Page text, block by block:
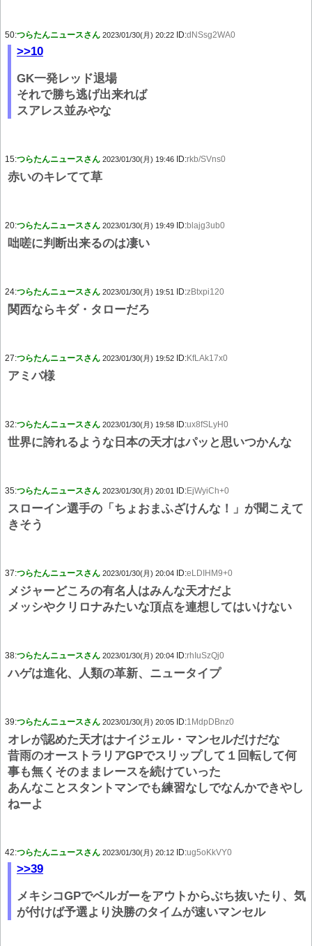
50:つらたんニュースさん 2023/01/30(月) 20:22 ID:dNSsg2WA0
>>10
GK一発レッド退場
それで勝ち逃げ出来れば
スアレス並みやな
15:つらたんニュースさん 2023/01/30(月) 19:46 ID:rkb/SVns0
赤いのキレてて草
20:つらたんニュースさん 2023/01/30(月) 19:49 ID:blajg3ub0
咄嗟に判断出来るのは凄い
24:つらたんニュースさん 2023/01/30(月) 19:51 ID:zBtxpi120
関西ならキダ・タローだろ
27:つらたんニュースさん 2023/01/30(月) 19:52 ID:KfLAk17x0
アミバ様
32:つらたんニュースさん 2023/01/30(月) 19:58 ID:ux8fSLyH0
世界に誇れるような日本の天才はパッと思いつかんな
35:つらたんニュースさん 2023/01/30(月) 20:01 ID:EjWyiCh+0
スローイン選手の「ちょおまふざけんな！」が聞こえて
きそう
37:つらたんニュースさん 2023/01/30(月) 20:04 ID:eLDIHM9+0
メジャーどころの有名人はみんな天才だよ
メッシやクリロナみたいな頂点を連想してはいけない
38:つらたんニュースさん 2023/01/30(月) 20:04 ID:rhIuSzQj0
ハゲは進化、人類の革新、ニュータイプ
39:つらたんニュースさん 2023/01/30(月) 20:05 ID:1MdpDBnz0
オレが認めた天才はナイジェル・マンセルだけだな
昔雨のオーストラリアGPでスリップして１回転して何
事も無くそのままレースを続けていった
あんなことスタントマンでも練習なしでなんかできやし
ねーよ
42:つらたんニュースさん 2023/01/30(月) 20:12 ID:ug5oKkVY0
>>39
メキシコGPでベルガーをアウトからぶち抜いたり、気
が付けば予選より決勝のタイムが速いマンセル